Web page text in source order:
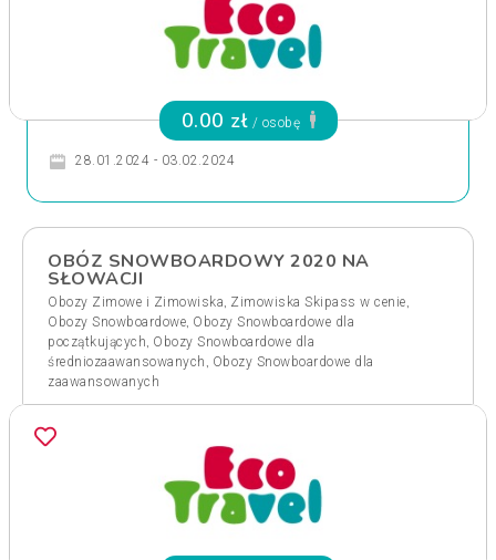
0.00 zł / osobę
28.01.2024 - 03.02.2024
OBÓZ SNOWBOARDOWY 2020 NA
SŁOWACJI
Obozy Zimowe i Zimowiska, Zimowiska Skipass w cenie,
Obozy Snowboardowe, Obozy Snowboardowe dla
początkujących, Obozy Snowboardowe dla
średniozaawansowanych , Obozy Snowboardowe dla
zaawansowanych